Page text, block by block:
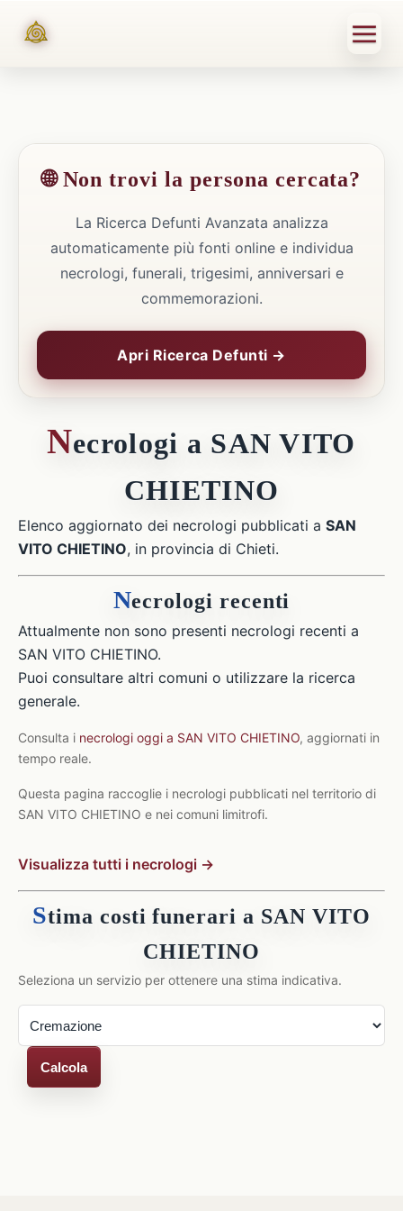
🌐 Non trovi la persona cercata?
La Ricerca Defunti Avanzata analizza
automaticamente più fonti online e individua
necrologi, funerali, trigesimi, anniversari e
commemorazioni.
Apri Ricerca Defunti →
Necrologi a SAN VITO
CHIETINO
Elenco aggiornato dei necrologi pubblicati a SAN
VITO CHIETINO, in provincia di Chieti.
Necrologi recenti
Attualmente non sono presenti necrologi recenti a
SAN VITO CHIETINO.
Puoi consultare altri comuni o utilizzare la ricerca
generale.
Consulta i necrologi oggi a SAN VITO CHIETINO, aggiornati in
tempo reale.
Questa pagina raccoglie i necrologi pubblicati nel territorio di
SAN VITO CHIETINO e nei comuni limitrofi.
Visualizza tutti i necrologi →
Stima costi funerari a SAN VITO
CHIETINO
Seleziona un servizio per ottenere una stima indicativa.
Calcola